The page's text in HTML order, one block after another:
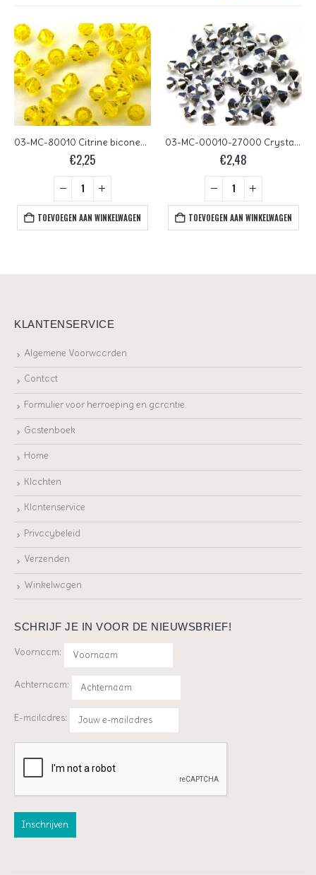
03-MC-80010 Citrine bicones 3 mm 50 stuks
€2,25
TOEVOEGEN AAN WINKELWAGEN
03-MC-00010-27000 Crystal Full Labrador bicones 3 mm 50 stuks
€2,48
TOEVOEGEN AAN WINKELWAGEN
KLANTENSERVICE
Algemene Voorwaarden
Contact
Formulier voor herroeping en garantie
Gastenboek
Home
Klachten
Klantenservice
Privacybeleid
Verzenden
Winkelwagen
SCHRIJF JE IN VOOR DE NIEUWSBRIEF!
Voornaam:
Achternaam:
E-mailadres: